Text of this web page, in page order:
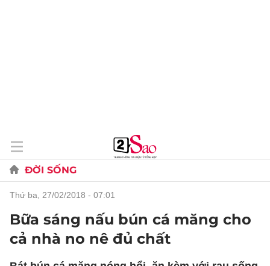
ĐỜI SỐNG
thứ ba, 27/02/2018 - 07:01
Bữa sáng nấu bún cá măng cho
cả nhà no nê đủ chất